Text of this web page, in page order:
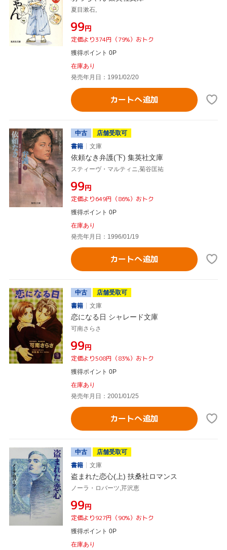
夏目漱石,
¥99円
定価より374円（79%）おトク
獲得ポイント 0P
在庫あり
発売年月日：1991/02/20
カートへ追加
中古
店舗受取可
書籍
文庫
依頼なき弁護(下) 集英社文庫
スティーヴ・マルティニ,菊谷匡祐
¥99円
定価より649円（86%）おトク
獲得ポイント 0P
在庫あり
発売年月日：1996/01/19
カートへ追加
中古
店舗受取可
書籍
文庫
恋になる日 シャレード文庫
可南さらさ
¥99円
定価より508円（83%）おトク
獲得ポイント 0P
在庫あり
発売年月日：2001/01/25
カートへ追加
中古
店舗受取可
書籍
文庫
盗まれた恋心(上) 扶桑社ロマンス
ノーラ・ロバーツ,芹沢恵
¥99円
定価より927円（90%）おトク
獲得ポイント 0P
在庫あり